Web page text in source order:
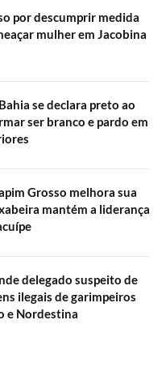
por descumprir medida
mulher em Jacobina
se declara preto ao
ser branco e pardo em
Grosso melhora sua
mantém a liderança
delegado suspeito de
ilegais de garimpeiros
e Nordestina